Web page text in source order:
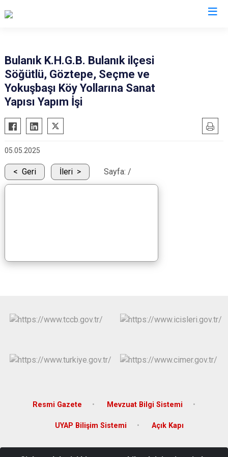
Bulanık
Hasköy
Malazgirt
Bulanık K.H.G.B. Bulanık ilçesi
Söğütlü, Göztepe, Seçme ve
Yokuşbaşı Köy Yollarına Sanat
Yapısı Yapım İşi
05.05.2025
Geri İleri Sayfa: /
Resmi Gazete Mevzuat Bilgi Sistemi
UYAP Bilişim Sistemi Açık Kapı